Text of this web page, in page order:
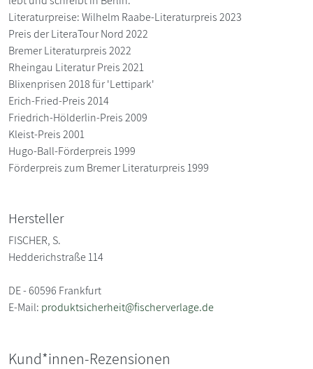
Literaturpreise: Wilhelm Raabe-Literaturpreis 2023
Preis der LiteraTour Nord 2022
Bremer Literaturpreis 2022
Rheingau Literatur Preis 2021
Blixenprisen 2018 für 'Lettipark'
Erich-Fried-Preis 2014
Friedrich-Hölderlin-Preis 2009
Kleist-Preis 2001
Hugo-Ball-Förderpreis 1999
Förderpreis zum Bremer Literaturpreis 1999
Hersteller
FISCHER, S.
Hedderichstraße 114
DE - 60596 Frankfurt
E-Mail: produktsicherheit@fischerverlage.de
Kund*innen-Rezensionen